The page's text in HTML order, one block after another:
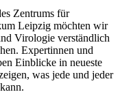
Zentrums für
Leipzig möchten wir
Virologie verständlich
Expertinnen und
Einblicke in neueste
was jede und jeder